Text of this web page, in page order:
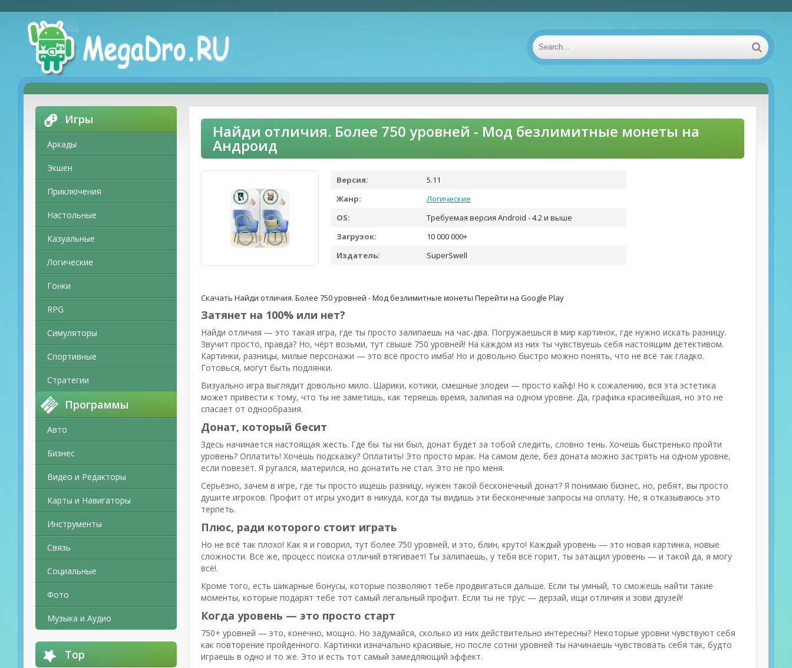
Игры
Аркады
Экшен
Приключения
Настольные
Казуальные
Логические
Гонки
RPG
Симуляторы
Спортивные
Стратегии
Программы
Авто
Бизнес
Видео и Редакторы
Карты и Навигаторы
Инструменты
Связь
Социальные
Фото
Музыка и Аудио
Top
Найди отличия. Более 750 уровней - Мод безлимитные монеты на
Андроид
Версия:
5.11
Жанр:
Логические
OS:
Требуемая версия Android - 4.2 и выше
Загрузок:
10 000 000+
Издатель:
SuperSwell
Скачать Найди отличия. Более 750 уровней - Мод безлимитные монеты Перейти на Google Play
Затянет на 100% или нет?
Найди отличия — это такая игра, где ты просто залипаешь на час-два. Погружаешься в мир картинок, где нужно искать разницу.
Звучит просто, правда? Но, чёрт возьми, тут свыше 750 уровней! На каждом из них ты чувствуешь себя настоящим детективом.
Картинки, разницы, милые персонажи — это всё просто имба! Но и довольно быстро можно понять, что не всё так гладко.
Готовься, могут быть подлянки.
Визуально игра выглядит довольно мило. Шарики, котики, смешные злодеи — просто кайф! Но к сожалению, вся эта эстетика
может привести к тому, что ты не заметишь, как теряешь время, залипая на одном уровне. Да, графика красивейшая, но это не
спасает от однообразия.
Донат, который бесит
Здесь начинается настоящая жесть. Где бы ты ни был, донат будет за тобой следить, словно тень. Хочешь быстренько пройти
уровень? Оплатить! Хочешь подсказку? Оплатить! Это просто мрак. На самом деле, без доната можно застрять на одном уровне,
если повезёт. Я ругался, матерился, но донатить не стал. Это не про меня.
Серьёзно, зачем в игре, где ты просто ищешь разницу, нужен такой бесконечный донат? Я понимаю бизнес, но, ребят, вы просто
душите игроков. Профит от игры уходит в никуда, когда ты видишь эти бесконечные запросы на оплату. Не, я отказываюсь это
терпеть.
Плюс, ради которого стоит играть
Но не всё так плохо! Как я и говорил, тут более 750 уровней, и это, блин, круто! Каждый уровень — это новая картинка, новые
сложности. Всё же, процесс поиска отличий втягивает! Ты залипаешь, у тебя всё горит, ты затащил уровень — и такой да, я могу
всё!.
Кроме того, есть шикарные бонусы, которые позволяют тебе продвигаться дальше. Если ты умный, то сможешь найти такие
моменты, которые подарят тебе тот самый легальный профит. Если ты не трус — дерзай, ищи отличия и зови друзей!
Когда уровень — это просто старт
750+ уровней — это, конечно, мощно. Но задумайся, сколько из них действительно интересны? Некоторые уровни чувствуют себя
как повторение пройденного. Картинки изначально красивые, но после сотни уровней ты начинаешь чувствовать себя так, будто
играешь в одно и то же. Это и есть тот самый замедляющий эффект.